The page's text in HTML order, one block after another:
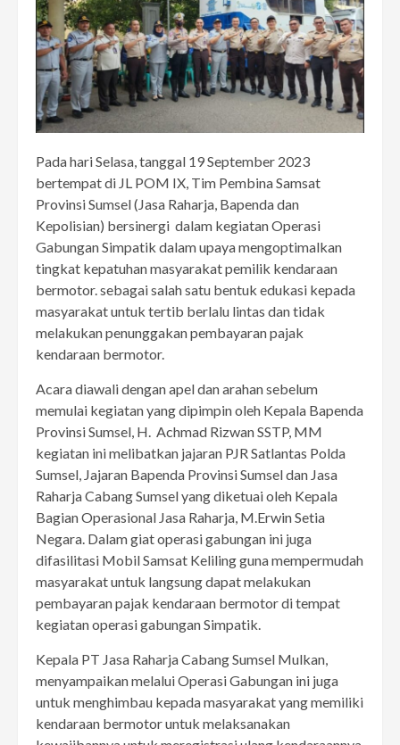
Pada hari Selasa, tanggal 19 September 2023
bertempat di JL POM IX, Tim Pembina Samsat
Provinsi Sumsel (Jasa Raharja, Bapenda dan
Kepolisian) bersinergi dalam kegiatan Operasi
Gabungan Simpatik dalam upaya mengoptimalkan
tingkat kepatuhan masyarakat pemilik kendaraan
bermotor. sebagai salah satu bentuk edukasi kepada
masyarakat untuk tertib berlalu lintas dan tidak
melakukan penunggakan pembayaran pajak
kendaraan bermotor.
Acara diawali dengan apel dan arahan sebelum
memulai kegiatan yang dipimpin oleh Kepala Bapenda
Provinsi Sumsel, H. Achmad Rizwan SSTP, MM
kegiatan ini melibatkan jajaran PJR Satlantas Polda
Sumsel, Jajaran Bapenda Provinsi Sumsel dan Jasa
Raharja Cabang Sumsel yang diketuai oleh Kepala
Bagian Operasional Jasa Raharja, M.Erwin Setia
Negara. Dalam giat operasi gabungan ini juga
difasilitasi Mobil Samsat Keliling guna mempermudah
masyarakat untuk langsung dapat melakukan
pembayaran pajak kendaraan bermotor di tempat
kegiatan operasi gabungan Simpatik.
Kepala PT Jasa Raharja Cabang Sumsel Mulkan,
menyampaikan melalui Operasi Gabungan ini juga
untuk menghimbau kepada masyarakat yang memiliki
kendaraan bermotor untuk melaksanakan